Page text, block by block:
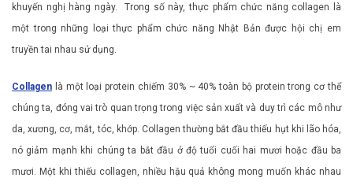
khuyến nghị hàng ngày. Trong số này, thực phẩm chức năng collagen là
một trong những loại thực phẩm chức năng Nhật Bản được hội chị em
truyền tai nhau sử dụng.
Collagen là một loại protein chiếm 30% ~ 40% toàn bộ protein trong cơ thể
chúng ta, đóng vai trò quan trọng trong việc sản xuất và duy trì các mô như
da, xương, cơ, mắt, tóc, khớp. Collagen thường bắt đầu thiếu hụt khi lão hóa,
nó giảm mạnh khi chúng ta bắt đầu ở độ tuổi cuối hai mươi hoặc đầu ba
mươi. Một khi thiếu collagen, nhiều hậu quả không mong muốn khác nhau